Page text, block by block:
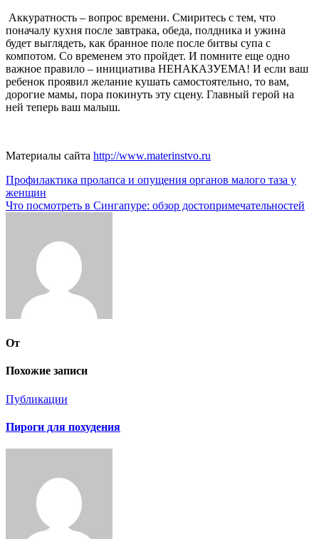
Аккуратность – вопрос времени. Смиритесь с тем, что
поначалу кухня после завтрака, обеда, полдника и ужина
будет выглядеть, как бранное поле после битвы супа с
компотом. Со временем это пройдет. И помните еще одно
важное правило – инициатива НЕНАКАЗУЕМА! И если ваш
ребенок проявил желание кушать самостоятельно, то вам,
дорогие мамы, пора покинуть эту сцену. Главный герой на
ней теперь ваш малыш.
Материалы сайта http://www.materinstvo.ru
Навигация
по
Профилактика пролапса и опущения органов малого таза у
женщин
Что посмотреть в Сингапуре: обзор достопримечательностей
От
Похожие записи
Публикации
Пироги для похудения